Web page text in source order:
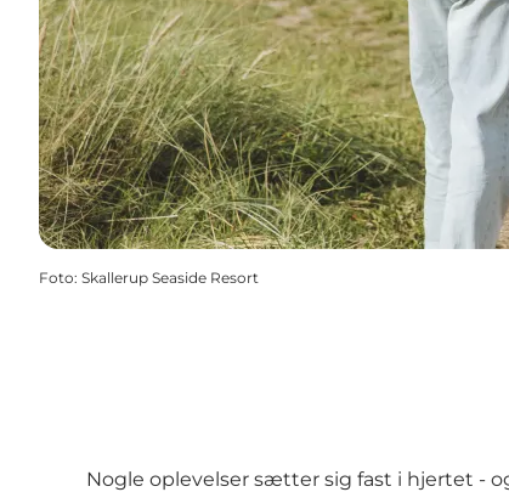
Foto: Skallerup Seaside Resort
Nogle oplevelser sætter sig fast i hjertet -